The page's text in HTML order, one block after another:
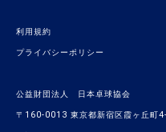
利用規約
プライバシーポリシー
公益財団法人 日本卓球協会
〒160-0013 東京都新宿区霞ヶ丘